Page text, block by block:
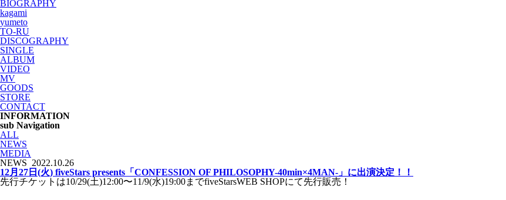
BIOGRAPHY
kagami
yumeto
TO-RU
DISCOGRAPHY
SINGLE
ALBUM
VIDEO
MV
GOODS
STORE
CONTACT
INFORMATION
sub Navigation
ALL
NEWS
MEDIA
NEWS 2022.10.26
12月27日(火) fiveStars presents「CONFESSION OF PHILOSOPHY-40min×4MAN-」に出演決定！！
先行チケットは10/29(土)12:00〜11/9(水)19:00までfiveStarsWEB SHOPにて先行販売！